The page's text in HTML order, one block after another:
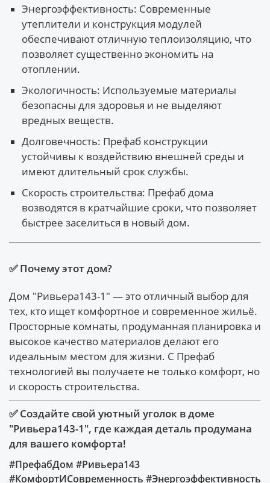
Энергоэффективность: Современные
утеплители и конструкция модулей
обеспечивают отличную теплоизоляцию, что
позволяет существенно экономить на
отоплении.
Экологичность: Используемые материалы
безопасны для здоровья и не выделяют
вредных веществ.
Долговечность: Префаб конструкции
устойчивы к воздействию внешней среды и
имеют длительный срок службы.
Скорость строительства: Префаб дома
возводятся в кратчайшие сроки, что позволяет
быстрее заселиться в новый дом.
✅ Почему этот дом?
Дом "Ривьера143-1" — это отличный выбор для
тех, кто ищет комфортное и современное жильё.
Просторные комнаты, продуманная планировка и
высокое качество материалов делают его
идеальным местом для жизни. С Префаб
технологией вы получаете не только комфорт, но
и скорость строительства.
✅ Создайте свой уютный уголок в доме
"Ривьера143-1", где каждая деталь продумана
для вашего комфорта!
#ПрефабДом #Ривьера143
#КомфортИСовременность #Энергоэффективность